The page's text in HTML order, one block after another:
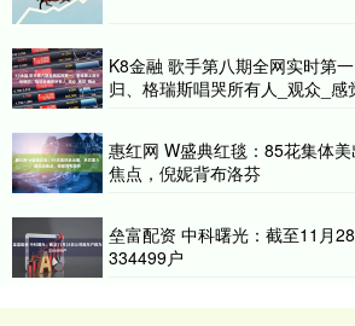
K8金融 歌手第八期全网实时第
归、格瑞斯唱哭所有人_观众_感
惠红网 W盛典红毯：85花集体
焦点，倪妮背布洛芬
垒富配资 中科曙光：截至11月
334499户